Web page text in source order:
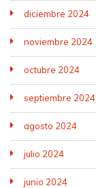
diciembre 2024
noviembre 2024
octubre 2024
septiembre 2024
agosto 2024
julio 2024
junio 2024